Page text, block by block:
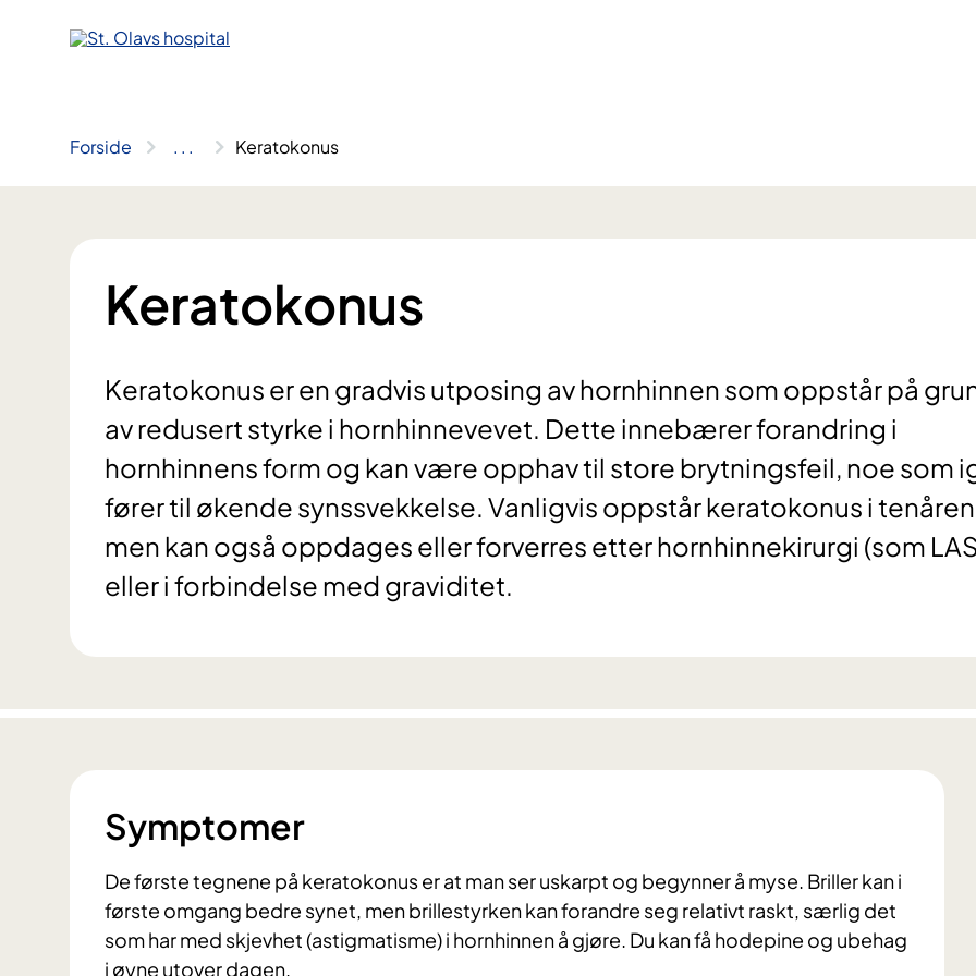
Forside .. . Keratokonus
Keratokonus
Keratokonus er en gradvis utposing av hornhinnen som oppstår på
av redusert styrke i hornhinnevevet. Dette innebærer forandring i
hornhinnens form og kan være opphav til store brytningsfeil, noe som
fører til økende synssvekkelse. Vanligvis oppstår keratokonus i
men kan også oppdages eller forverres etter hornhinnekirurgi (som
eller i forbindelse med graviditet.
Symptomer
De første tegnene på keratokonus er at man ser uskarpt og begynner å myse. Briller kan i
første omgang bedre synet, men brillestyrken kan forandre seg relativt raskt, særlig det
som har med skjevhet (astigmatisme) i hornhinnen å gjøre. Du kan få hodepine og ubehag
i øyne utover dagen.